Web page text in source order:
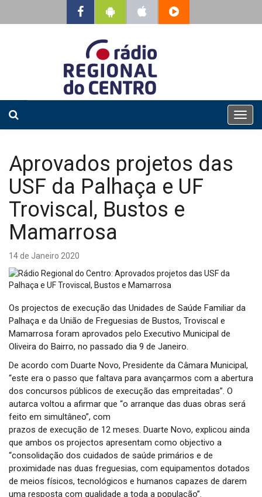
T
o
Aprovados projetos das
USF da Palhaça e UF
Troviscal, Bustos e
Mamarrosa
14 de Janeiro 2020
Os projectos de execução das Unidades de Saúde Familiar da
Palhaça e da União de Freguesias de Bustos, Troviscal e
Mamarrosa foram aprovados pelo Executivo Municipal de
Oliveira do Bairro, no passado dia 9 de Janeiro.
De acordo com Duarte Novo, Presidente da Câmara Municipal,
“este era o passo que faltava para avançarmos com a abertura
dos concursos públicos de execução das empreitadas”. O
autarca voltou a afirmar que “o arranque das duas obras será
feito em simultâneo”, com
prazos de execução de 12 meses. Duarte Novo, explicou ainda
que ambos os projectos apresentam como objectivo a
“consolidação dos cuidados de saúde primários e de
proximidade nas duas freguesias, com equipamentos dotados
de meios físicos, tecnológicos e humanos capazes de darem
uma resposta com qualidade a toda a população”.